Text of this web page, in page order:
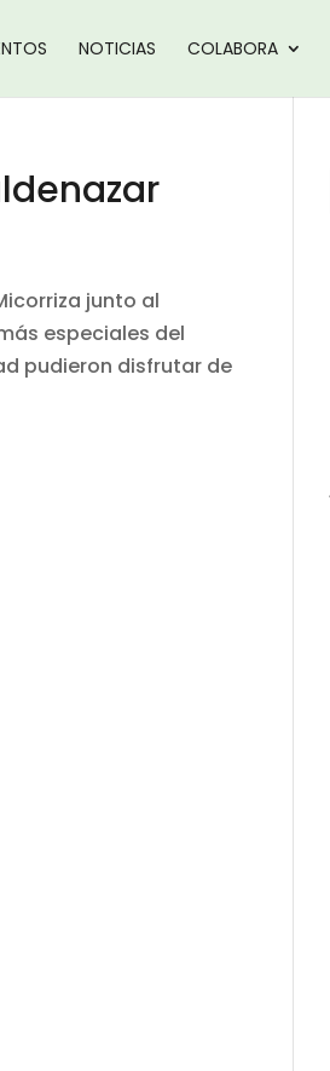
NOTICIAS COLABORA
junto al
especiales del
pudieron disfrutar de